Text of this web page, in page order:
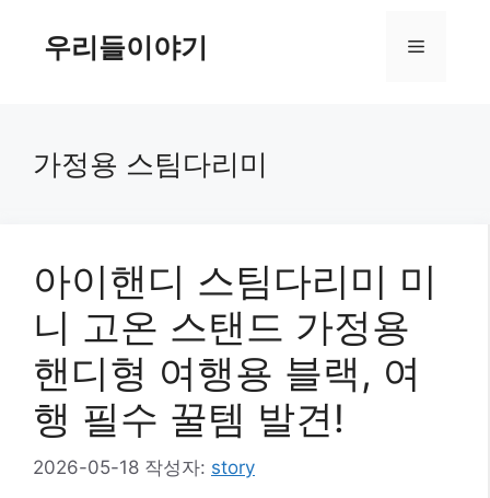
우리들이야기 메
가정용 스팀다리미
아이핸디 스팀다리미 미
니 고온 스탠드 가정용
핸디형 여행용 블랙, 여
행 필수 꿀템 발견!
2026-05-18 작성자: story